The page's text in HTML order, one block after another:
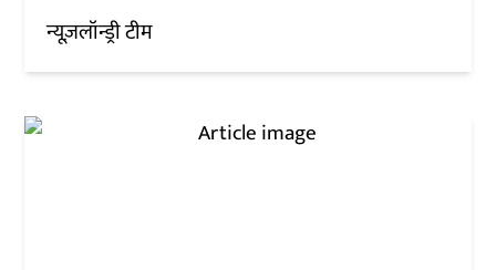
न्यूज़लॉन्ड्री टीम